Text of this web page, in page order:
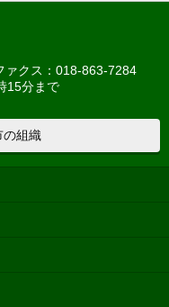
クス：018-863-7284
15分まで
の組織